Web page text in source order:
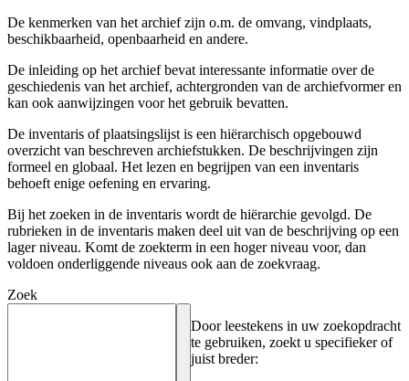
De kenmerken van het archief zijn o.m. de omvang, vindplaats,
beschikbaarheid, openbaarheid en andere.
De inleiding op het archief bevat interessante informatie over de
geschiedenis van het archief, achtergronden van de archiefvormer en
kan ook aanwijzingen voor het gebruik bevatten.
De inventaris of plaatsingslijst is een hiërarchisch opgebouwd
overzicht van beschreven archiefstukken. De beschrijvingen zijn
formeel en globaal. Het lezen en begrijpen van een inventaris
behoeft enige oefening en ervaring.
Bij het zoeken in de inventaris wordt de hiërarchie gevolgd. De
rubrieken in de inventaris maken deel uit van de beschrijving op een
lager niveau. Komt de zoekterm in een hoger niveau voor, dan
voldoen onderliggende niveaus ook aan de zoekvraag.
Zoek
Door leestekens in uw zoekopdracht
te gebruiken, zoekt u specifieker of
juist breder: